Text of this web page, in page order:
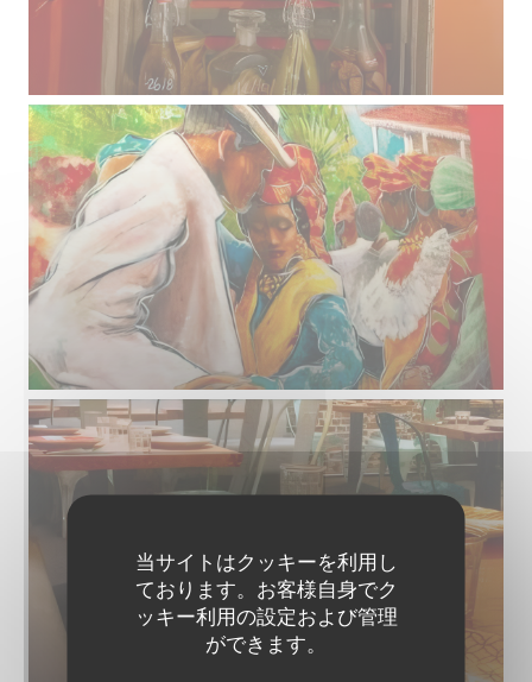
当サイトはクッキーを利用し
ております。お客様自身でク
ッキー利用の設定および管理
ができます。